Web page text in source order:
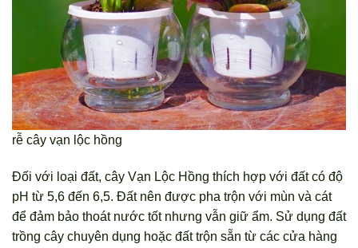
rễ cây vạn lộc hồng
Đối với loại đất, cây Vạn Lộc Hồng thích hợp với đất có độ
pH từ 5,6 đến 6,5. Đất nên được pha trộn với mùn và cát
để đảm bảo thoát nước tốt nhưng vẫn giữ ẩm. Sử dụng đất
trồng cây chuyên dụng hoặc đất trộn sẵn từ các cửa hàng